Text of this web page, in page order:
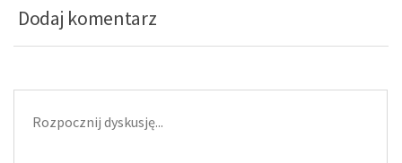
Dodaj komentarz